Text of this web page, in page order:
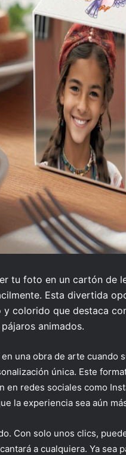
tu foto en un cartón de
Esta divertida
y colorido que destaca
animados.
una obra de arte cuando
única. Este
en redes sociales como
la experiencia sea aún
Con solo unos clics,
a cualquiera. Ya sea